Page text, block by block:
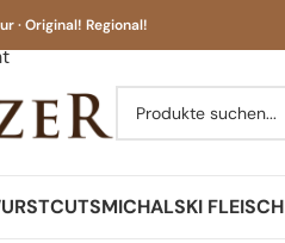
· Original! Regional!
CUTSMICHALSKI